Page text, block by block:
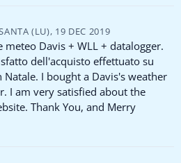
(LU), 19 DEC 2019
Davis + WLL + datalogger.
dell'acquisto effettuato su
I bought a Davis's weather
I am very satisfied about the
Thank You, and Merry